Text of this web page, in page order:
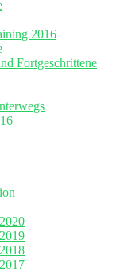
2016
Fortgeschrittene